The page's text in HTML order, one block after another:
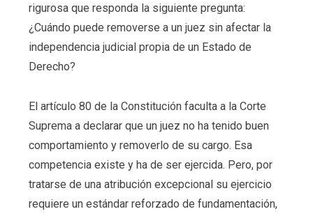
rigurosa que responda la siguiente pregunta:
¿Cuándo puede removerse a un juez sin afectar la
independencia judicial propia de un Estado de
Derecho?
El artículo 80 de la Constitución faculta a la Corte
Suprema a declarar que un juez no ha tenido buen
comportamiento y removerlo de su cargo. Esa
competencia existe y ha de ser ejercida. Pero, por
tratarse de una atribución excepcional su ejercicio
requiere un estándar reforzado de fundamentación,